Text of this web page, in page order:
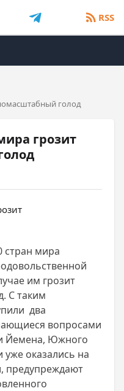
RSS
голод
грозит
стран мира
им грозит
C таким
два
вопросами
Йемена, Южного
уже оказались на
предупреждают